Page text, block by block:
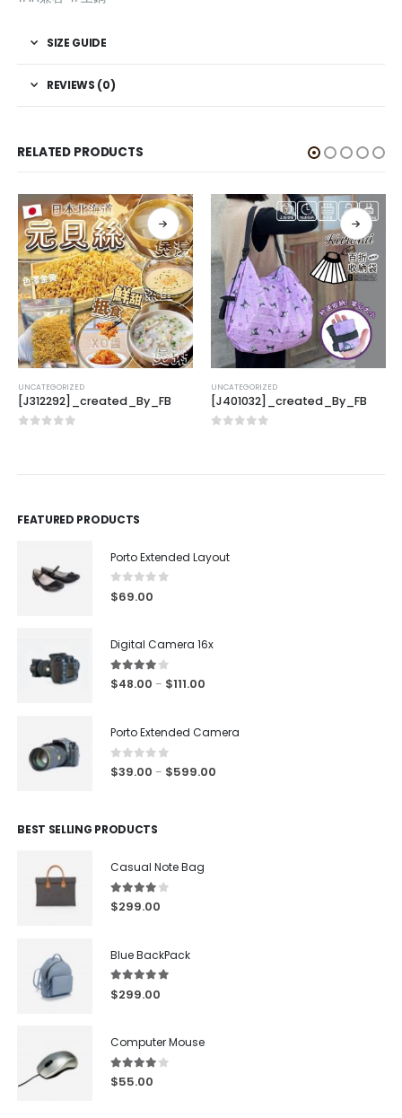
SIZE GUIDE
REVIEWS (0)
RELATED PRODUCTS
UNCATEGORIZED
[J312292]_created_By_FB
UNCATEGORIZED
[J401032]_created_By_FB
FEATURED PRODUCTS
Porto Extended Layout
0 out of 5
$69.00
Digital Camera 16x
4.00out of 5
$48.00 – $111.00
Porto Extended Camera
0out of 5
$39.00 – $599.00
BEST SELLING PRODUCTS
Casual Note Bag
4.00out of 5
$299.00
Blue BackPack
5.00out of 5
$299.00
Computer Mouse
4.00out of 5
$55.00